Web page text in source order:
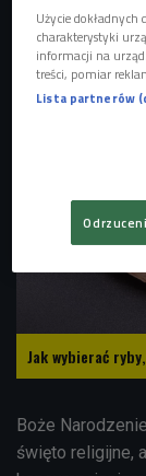
Zdjęcie ilustracyjne
Jak wybierać
Boże
święto religijne,
Użycie
charakterystyki
informacji na
treści, pomiar
Lista partnerów